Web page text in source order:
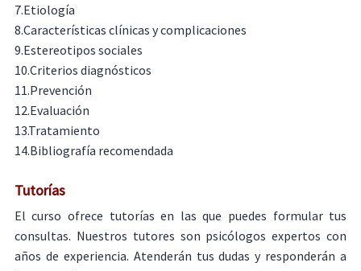
7.Etiología
8.Características clínicas y complicaciones
9.Estereotipos sociales
10.Criterios diagnósticos
11.Prevención
12.Evaluación
13.Tratamiento
14.Bibliografía recomendada
Tutorías
El curso ofrece tutorías en las que puedes formular tus
consultas. Nuestros tutores son psicólogos expertos con
años de experiencia. Atenderán tus dudas y responderán a